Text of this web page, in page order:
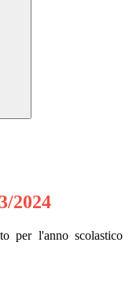
2024
per l'anno scolastico